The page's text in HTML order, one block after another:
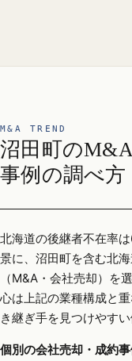
M&A TREND
沼田町の
事例の調べ方
北海道の後継者不在率
景に、沼田町を含む北
（M&A・会社売却）を
心は上記の業種構成と
き継ぎ手を見つけやすい
個別の会社売却・成約